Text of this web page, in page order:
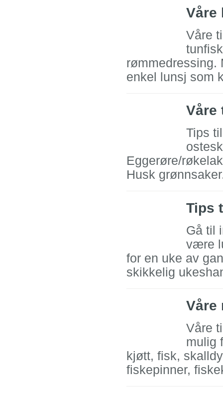
Våre
Våre
rømmedressing.
enkel lunsj som
Våre
Tips
Eggerøre/
Husk
Tips
Gå til
være
for en uke av
skikkelig
Våre
Våre
mulig
kjøtt, fisk,
fiskepinner,